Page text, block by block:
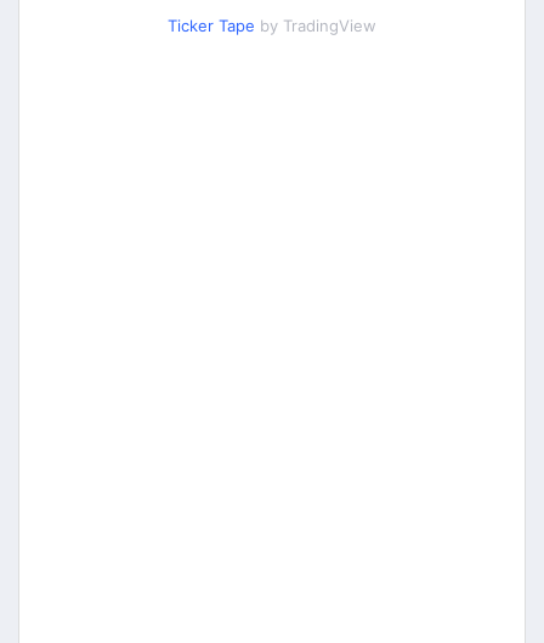
Ticker Tape by TradingView